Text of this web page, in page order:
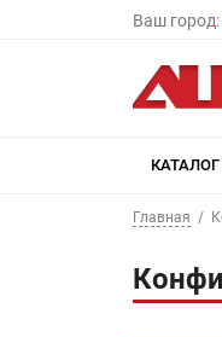
Ваш город:
Главная